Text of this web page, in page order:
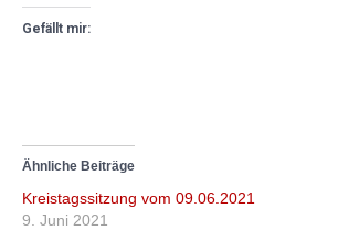
Gefällt mir:
Ähnliche Beiträge
Kreistagssitzung vom 09.06.2021
9. Juni 2021